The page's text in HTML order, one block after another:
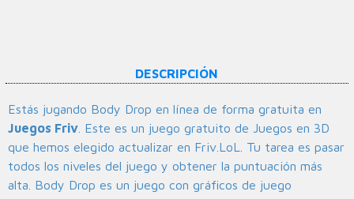
DESCRIPCIÓN
Estás jugando Body Drop en línea de forma gratuita en
Juegos Friv . Este es un juego gratuito de Juegos en 3D
que hemos elegido actualizar en Friv.LoL. Tu tarea es pasar
todos los niveles del juego y obtener la puntuación más
alta. Body Drop es un juego con gráficos de juego